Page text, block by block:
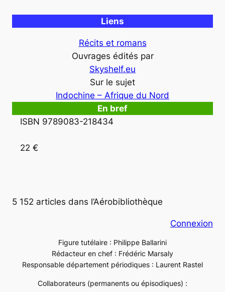
Liens
Récits et romans
Ouvrages édités par
Skyshelf.eu
Sur le sujet
Indochine – Afrique du Nord
En bref
ISBN 9789083-218434
22 €
5 152 articles dans l’Aérobibliothèque
Connexion
Figure tutélaire : Philippe Ballarini
Rédacteur en chef : Frédéric Marsaly
Responsable département périodiques : Laurent Rastel
Collaborateurs (permanents ou épisodiques) :